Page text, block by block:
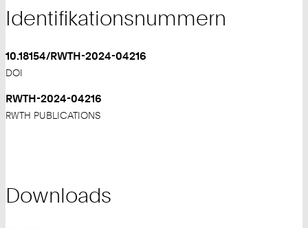
Identifikationsnummern
10.18154/RWTH-2024-04216
DOI
RWTH-2024-04216
RWTH PUBLICATIONS
Downloads